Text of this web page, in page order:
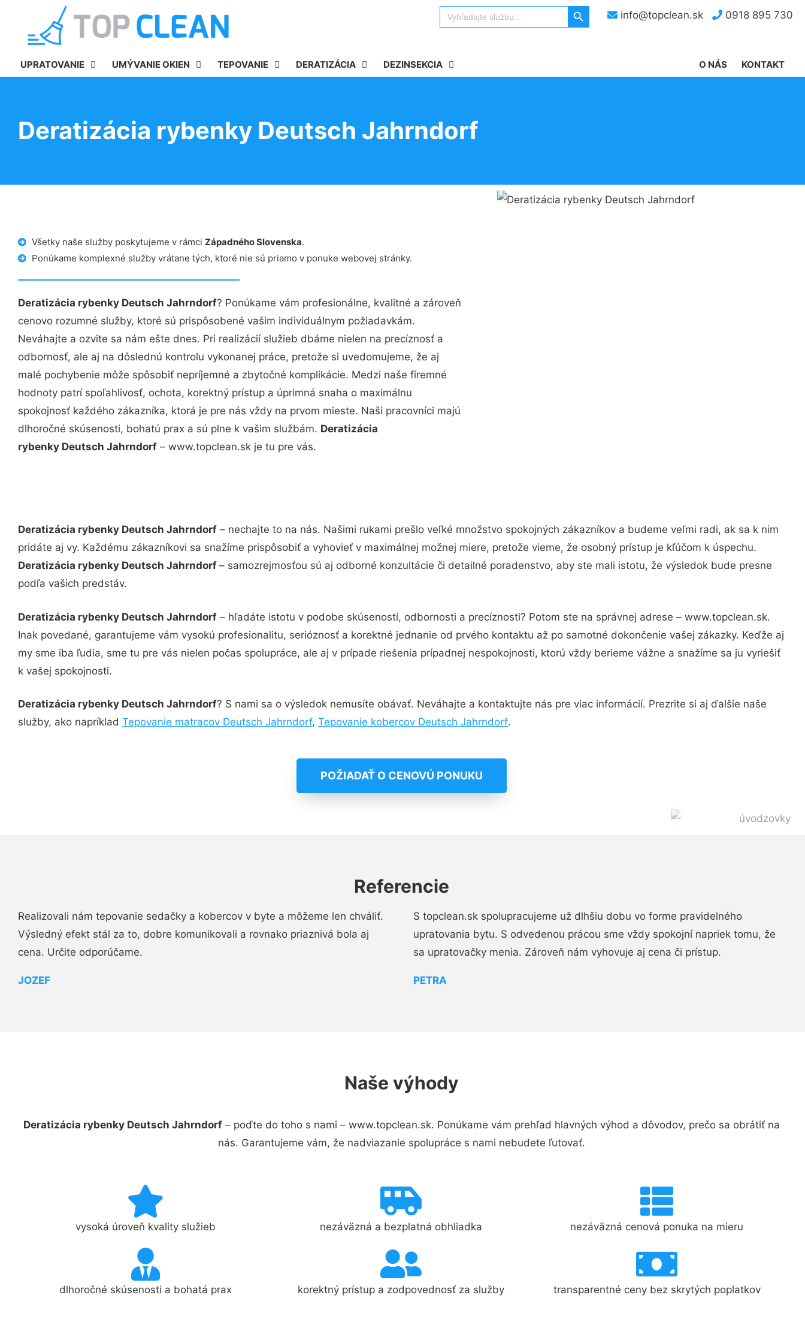
info@topclean.sk 0918 895 730
Search
for:
Search Button
UPRATOVANIE UMÝVANIE OKIEN TEPOVANIE DERATIZÁCIA DEZINSEKCIA KONTAKT
O NÁS
Deratizácia rybenky Deutsch Jahrndorf
Všetky naše služby poskytujeme v rámci Západného Slovenska.
Ponúkame komplexné služby vrátane tých, ktoré nie sú priamo v ponuke webovej stránky.
Deratizácia rybenky Deutsch Jahrndorf? Ponúkame vám profesionálne, kvalitné a zároveň
cenovo rozumné služby, ktoré sú prispôsobené vašim individuálnym požiadavkám.
Neváhajte a ozvite sa nám ešte dnes. Pri realizácií služieb dbáme nielen na precíznosť a
odbornosť, ale aj na dôslednú kontrolu vykonanej práce, pretože si uvedomujeme, že aj
malé pochybenie môže spôsobiť nepríjemné a zbytočné komplikácie. Medzi naše firemné
hodnoty patrí spoľahlivosť, ochota, korektný prístup a úprimná snaha o maximálnu
spokojnosť každého zákazníka, ktorá je pre nás vždy na prvom mieste. Naši pracovníci majú
dlhoročné skúsenosti, bohatú prax a sú plne k vašim službám. Deratizácia
rybenky Deutsch Jahrndorf – www.topclean.sk je tu pre vás.
Deratizácia rybenky Deutsch Jahrndorf – nechajte to na nás. Našimi rukami prešlo veľké množstvo spokojných zákazníkov a budeme veľmi radi, ak sa k nim
pridáte aj vy. Každému zákazníkovi sa snažíme prispôsobiť a vyhovieť v maximálnej možnej miere, pretože vieme, že osobný prístup je kľúčom k úspechu.
Deratizácia rybenky Deutsch Jahrndorf – samozrejmosťou sú aj odborné konzultácie či detailné poradenstvo, aby ste mali istotu, že výsledok bude presne
podľa vašich predstáv.
Deratizácia rybenky Deutsch Jahrndorf – hľadáte istotu v podobe skúseností, odbornosti a precíznosti? Potom ste na správnej adrese – www.topclean.sk.
Inak povedané, garantujeme vám vysokú profesionalitu, serióznosť a korektné jednanie od prvého kontaktu až po samotné dokončenie vašej zákazky. Keďže aj
my sme iba ľudia, sme tu pre vás nielen počas spolupráce, ale aj v prípade riešenia prípadnej nespokojnosti, ktorú vždy berieme vážne a snažíme sa ju vyriešiť
k vašej spokojnosti.
Deratizácia rybenky Deutsch Jahrndorf? S nami sa o výsledok nemusíte obávať. Neváhajte a kontaktujte nás pre viac informácií. Prezrite si aj ďalšie naše
služby, ako napríklad Tepovanie matracov Deutsch Jahrndorf, Tepovanie kobercov Deutsch Jahrndorf.
POŽIADAŤ O CENOVÚ PONUKU
Referencie
Realizovali nám tepovanie sedačky a kobercov v byte a môžeme len chváliť.
Výsledný efekt stál za to, dobre komunikovali a rovnako priaznivá bola aj
cena. Určite odporúčame.
JOZEF
S topclean.sk spolupracujeme už dlhšiu dobu vo forme pravidelného
upratovania bytu. S odvedenou prácou sme vždy spokojní napriek tomu, že
sa upratovačky menia. Zároveň nám vyhovuje aj cena či prístup.
PETRA
Naše výhody
Deratizácia rybenky Deutsch Jahrndorf– poďte do toho s nami – www.topclean.sk. Ponúkame vám prehľad hlavných výhod a dôvodov, prečo sa obrátiť na
nás. Garantujeme vám, že nadviazanie spolupráce s nami nebudete ľutovať.
vysoká úroveň kvality služieb nezáväzná a bezplatná obhliadka nezáväzná cenová ponuka na mieru
dlhoročné skúsenosti a bohatá prax korektný prístup a zodpovednosť za služby transparentné ceny bez skrytých poplatkov